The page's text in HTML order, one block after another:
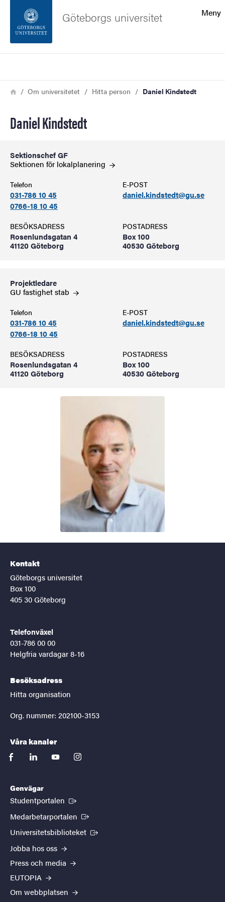
Sidfoten
Meny
Göteborgs universitet
Länkstig
HemOm universitetet Hitta person Daniel Kindstedt
Daniel Kindstedt
Sektionschef GF
Sektionen förlokalplanering
Telefon
031-786 10 45
0766-18 10 45
E-POST
daniel.kindstedt@gu.se
BESÖKSADRESS
Rosenlundsgatan 4
41120 Göteborg
POSTADRESS
Box 100
40530 Göteborg
Projektledare
GU fastighetstab
Telefon
031-786 10 45
0766-18 10 45
E-POST
daniel.kindstedt@gu.se
BESÖKSADRESS
Rosenlundsgatan 4
41120 Göteborg
POSTADRESS
Box 100
40530 Göteborg
Kontakt
Göteborgs universitet
Box 100
405 30 Göteborg
Telefonväxel
031-786 00 00
Helgfria vardagar 8-16
Besöksadress
Hitta organisation
Org. nummer: 202100-3153
Våra kanaler
facebooklinkedinyoutubeinstagram
Genvägar
Studentportalen (Extern länk)
Medarbetarportalen (Extern länk)
Universitetsbiblioteket (Extern länk)
Jobba hos oss
Press och media
EUTOPIA
Om webbplatsen